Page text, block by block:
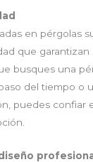
en pérgolas
que garantizan
busques una
del tiempo o
puedes confiar